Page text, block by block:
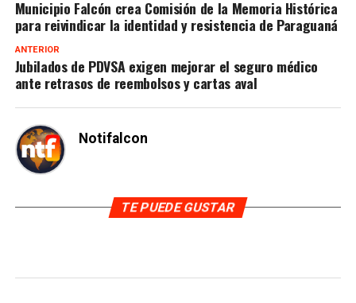
Municipio Falcón crea Comisión de la Memoria Histórica
para reivindicar la identidad y resistencia de Paraguaná
ANTERIOR
Jubilados de PDVSA exigen mejorar el seguro médico
ante retrasos de reembolsos y cartas aval
Notifalcon
TE PUEDE GUSTAR